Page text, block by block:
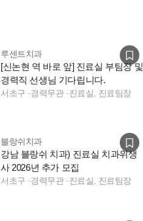
루센트치과
[신논현 역 바로 앞] 진료실 부팀장 및
경력직 선생님 기다립니다.
서초구 ·경력무관·진료실, 진료팀장
블랑쉬치과
강남 블랑쉬 치과) 진료실 치과위생
사 2026년 추가 모집
서초구 ·경력무관·진료실, 진료팀장